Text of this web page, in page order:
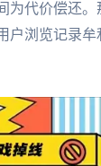
为代价偿还
户浏览记录